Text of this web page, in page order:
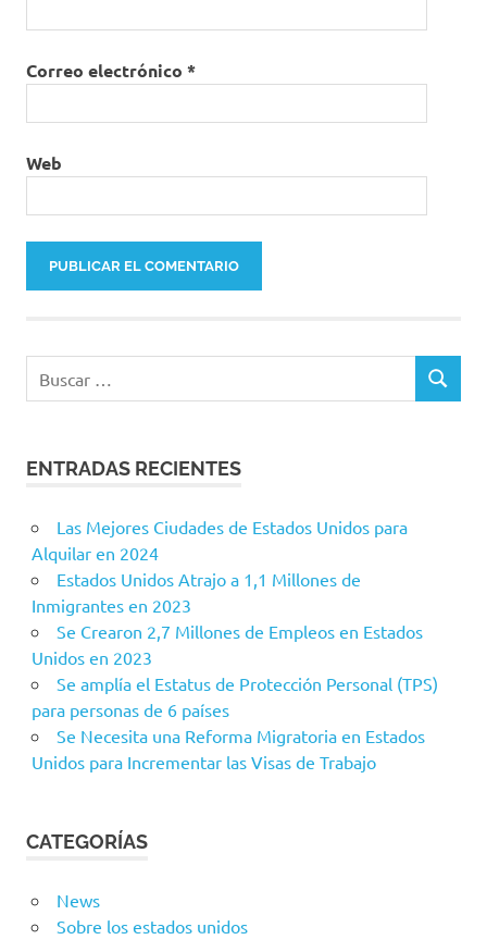
Correo electrónico *
Web
BUSCAR
ENTRADAS RECIENTES
Las Mejores Ciudades de Estados Unidos para
Alquilar en 2024
Estados Unidos Atrajo a 1,1 Millones de
Inmigrantes en 2023
Se Crearon 2,7 Millones de Empleos en Estados
Unidos en 2023
Se amplía el Estatus de Protección Personal (TPS)
para personas de 6 países
Se Necesita una Reforma Migratoria en Estados
Unidos para Incrementar las Visas de Trabajo
CATEGORÍAS
News
Sobre los estados unidos